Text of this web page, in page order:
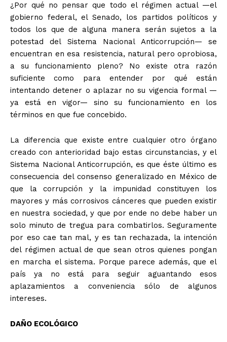
¿Por qué no pensar que todo el régimen actual —el
gobierno federal, el Senado, los partidos políticos y
todos los que de alguna manera serán sujetos a la
potestad del Sistema Nacional Anticorrupción— se
encuentran en esa resistencia, natural pero oprobiosa,
a su funcionamiento pleno? No existe otra razón
suficiente como para entender por qué están
intentando detener o aplazar no su vigencia formal —
ya está en vigor— sino su funcionamiento en los
términos en que fue concebido.
La diferencia que existe entre cualquier otro órgano
creado con anterioridad bajo estas circunstancias, y el
Sistema Nacional Anticorrupción, es que éste último es
consecuencia del consenso generalizado en México de
que la corrupción y la impunidad constituyen los
mayores y más corrosivos cánceres que pueden existir
en nuestra sociedad, y que por ende no debe haber un
solo minuto de tregua para combatirlos. Seguramente
por eso cae tan mal, y es tan rechazada, la intención
del régimen actual de que sean otros quienes pongan
en marcha el sistema. Porque parece además, que el
país ya no está para seguir aguantando esos
aplazamientos a conveniencia sólo de algunos
intereses.
DAÑO ECOLÓGICO